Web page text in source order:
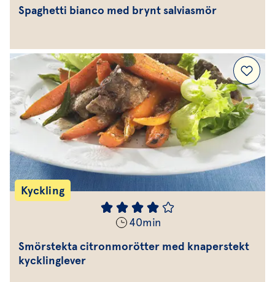
Spaghetti bianco med brynt salviasmör
Kyckling
40min
Smörstekta citronmorötter med knaperstekt
kycklinglever